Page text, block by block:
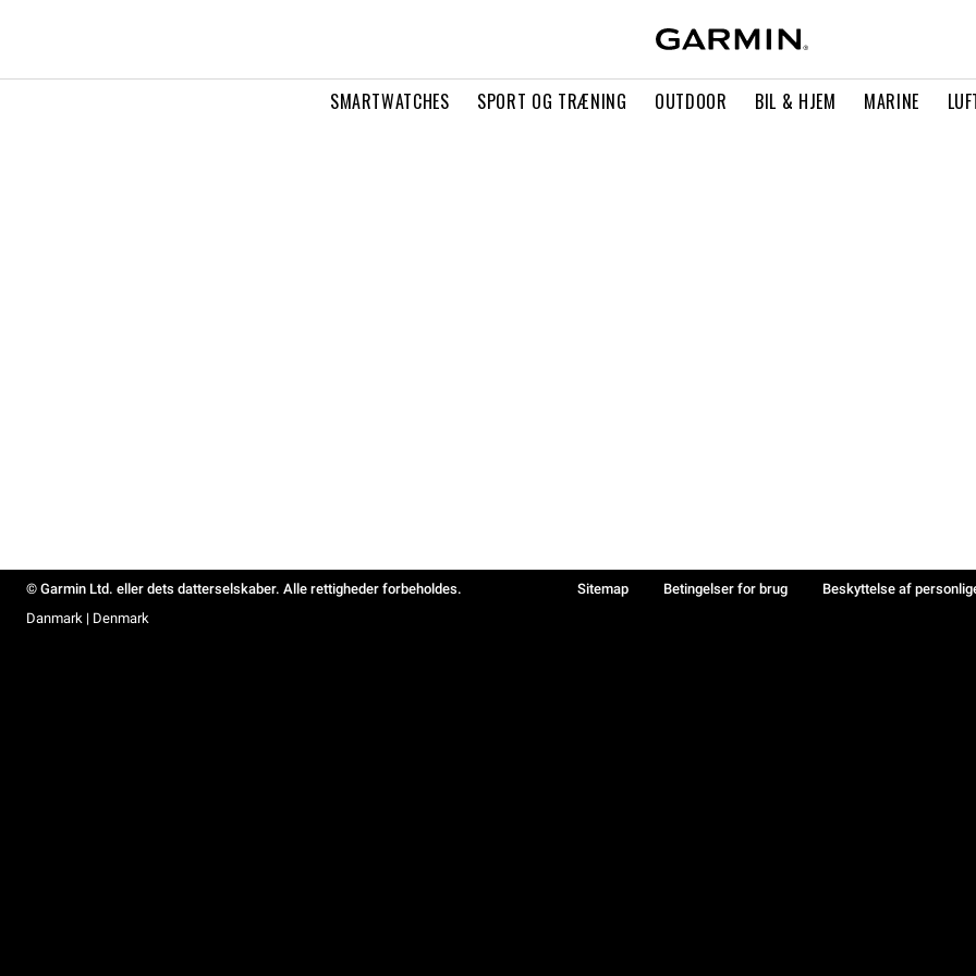
SMARTWATCHES SPORT OG TRÆNING OUTDOOR BIL & HJEM MARINE
© Garmin Ltd. eller dets datterselskaber. Alle rettigheder forbeholdes. Sitemap Betingelser for brug Beskyttelse af
Danmark | Denmark